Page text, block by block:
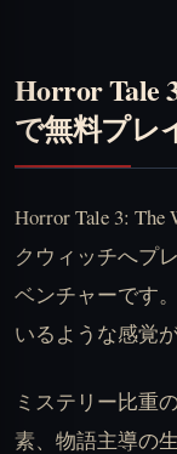
Horror Tale
で無料プレ
Horror Tale 3:
クウィッチへプ
ベンチャーです
いるような感覚
ミステリー比重
素、物語主導の